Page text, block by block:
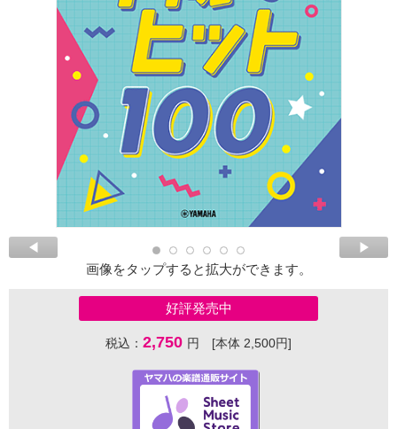
画像をタップすると拡大ができます。
好評発売中
税込： 2,750 円 [本体 2,500円]